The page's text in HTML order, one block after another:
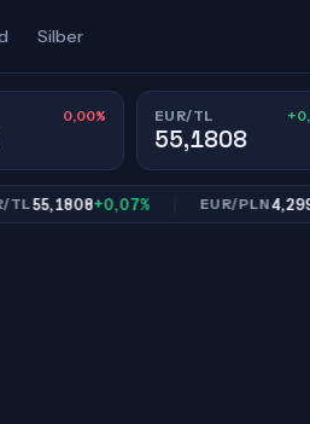
Silber
0,00% EUR/TL
55,1808
+0,07% EUR/PLN4,2993